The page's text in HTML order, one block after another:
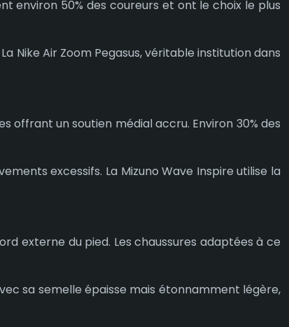
environ 50% des coureurs et ont le choix le plus
Nike Air Zoom Pegasus, véritable institution dans
offrant un soutien médial accru. Environ 30% des
excessifs. La Mizuno Wave Inspire utilise la
externe du pied. Les chaussures adaptées à ce
sa semelle épaisse mais étonnamment légère,